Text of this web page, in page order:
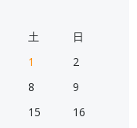
土
日
1
2
8
9
15
16